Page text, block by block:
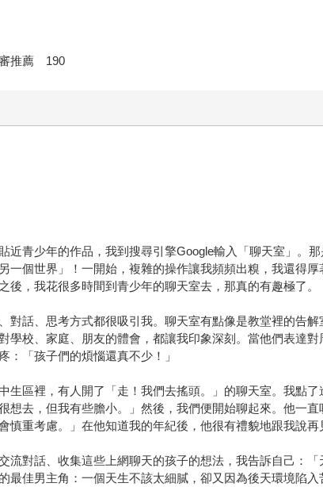
推薦 190
近青少年的作品，我到搜尋引擎Google輸入「聊天室」。
一個世界」！一開始，複雜的操作讓我頻頻出糗，我還得
後，我花很多時間到青少年的聊天室去，那真的有趣極了。
對話、思考方式都很吸引我。聊天室有點像是教堂裡的告
學校、家庭、朋友的體會，都讓我印象深刻。當他們表達
：「孩子們的煩惱還真不少！」
生區裡，有人開了「走！我們去搖頭。」的聊天室。我點
想去，但我有些膽小。」然後，我們便開始聊起來。他一
慎重考慮。」在他知道我的年紀後，他很有禮貌地跟我說再
流對話、收集這些上網聊天的孩子的想法，我告訴自己：
最佳男主角：一個天生不該太細膩，卻又因為後天環境陷